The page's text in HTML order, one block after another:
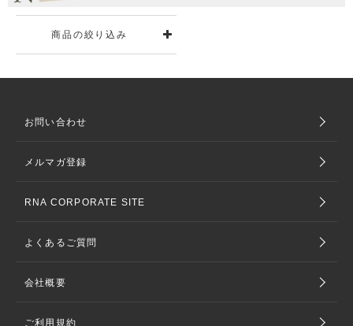
商品の絞り込み
お問い合わせ
メルマガ登録
RNA CORPORATE SITE
よくあるご質問
会社概要
ご利用規約